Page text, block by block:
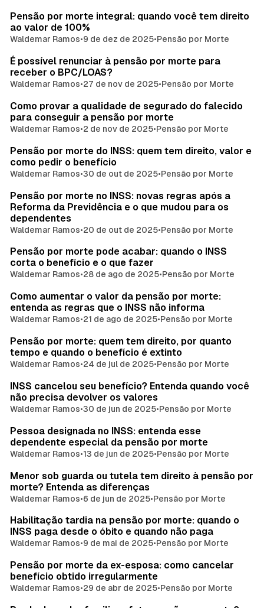
Pensão por morte integral: quando você tem direito
ao valor de 100%
Waldemar Ramos•9 de dez de 2025•Pensão por Morte
É possível renunciar à pensão por morte para
receber o BPC/LOAS?
Waldemar Ramos•27 de nov de 2025•Pensão por Morte
Como provar a qualidade de segurado do falecido
para conseguir a pensão por morte
Waldemar Ramos•2 de nov de 2025•Pensão por Morte
Pensão por morte do INSS: quem tem direito, valor e
como pedir o benefício
Waldemar Ramos•30 de out de 2025•Pensão por Morte
Pensão por morte no INSS: novas regras após a
Reforma da Previdência e o que mudou para os
dependentes
Waldemar Ramos•20 de out de 2025•Pensão por Morte
Pensão por morte pode acabar: quando o INSS
corta o benefício e o que fazer
Waldemar Ramos•28 de ago de 2025•Pensão por Morte
Como aumentar o valor da pensão por morte:
entenda as regras que o INSS não informa
Waldemar Ramos•21 de ago de 2025•Pensão por Morte
Pensão por morte: quem tem direito, por quanto
tempo e quando o benefício é extinto
Waldemar Ramos•24 de jul de 2025•Pensão por Morte
INSS cancelou seu benefício? Entenda quando você
não precisa devolver os valores
Waldemar Ramos•30 de jun de 2025•Pensão por Morte
Pessoa designada no INSS: entenda esse
dependente especial da pensão por morte
Waldemar Ramos•13 de jun de 2025•Pensão por Morte
Menor sob guarda ou tutela tem direito à pensão por
morte? Entenda as diferenças
Waldemar Ramos•6 de jun de 2025•Pensão por Morte
Habilitação tardia na pensão por morte: quando o
INSS paga desde o óbito e quando não paga
Waldemar Ramos•9 de mai de 2025•Pensão por Morte
Pensão por morte da ex-esposa: como cancelar
benefício obtido irregularmente
Waldemar Ramos•29 de abr de 2025•Pensão por Morte